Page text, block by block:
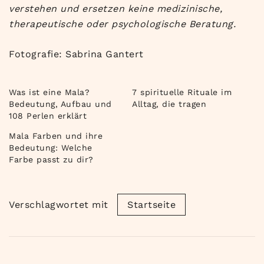
verstehen und ersetzen keine medizinische,
therapeutische oder psychologische Beratung.
Fotografie: Sabrina Gantert
Was ist eine Mala?
Bedeutung, Aufbau und
108 Perlen erklärt
7 spirituelle Rituale im
Alltag, die tragen
Mala Farben und ihre
Bedeutung: Welche
Farbe passt zu dir?
Verschlagwortet mit Startseite